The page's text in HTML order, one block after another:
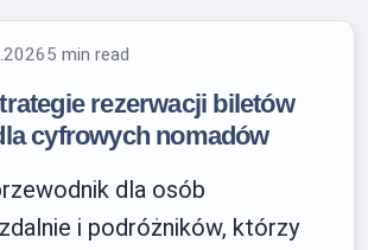
5 min read
rezerwacji biletów
cyfrowych nomadów
dla osób
i podróżników, którzy